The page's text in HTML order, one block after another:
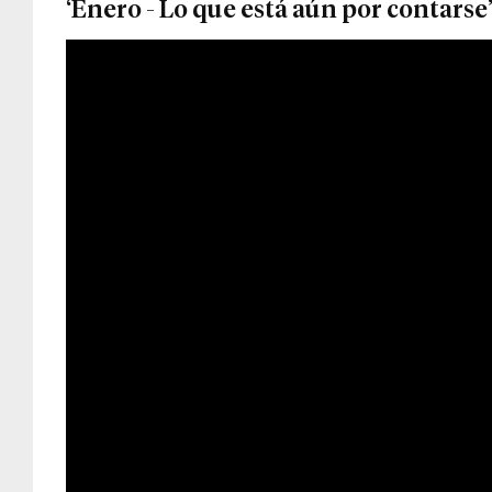
‘Enero - Lo que está aún por contarse’